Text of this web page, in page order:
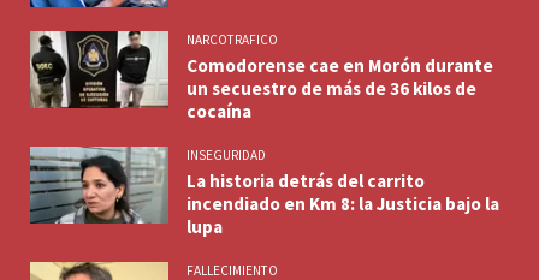
NARCOTRAFICO
Comodorense cae en Morón durante
un secuestro de más de 36 kilos de
cocaína
INSEGURIDAD
La historia detrás del carrito
incendiado en Km 8: la Justicia bajo la
lupa
FALLECIMIENTO